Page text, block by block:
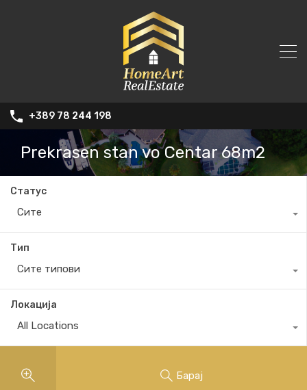
+389 78 244 198
Prekrasen stan vo Centar 68m2
Статус
Сите
Тип
Сите типови
Локација
All Locations
Барај